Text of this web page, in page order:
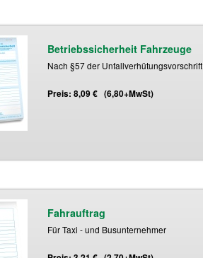
Betriebssicherheit Fahrzeuge
Nach §57 der Unfallverhütungsvorschrift
Preis: 8,09 € (6,80+MwSt)
Fahrauftrag
Für Taxi - und Busunternehmer